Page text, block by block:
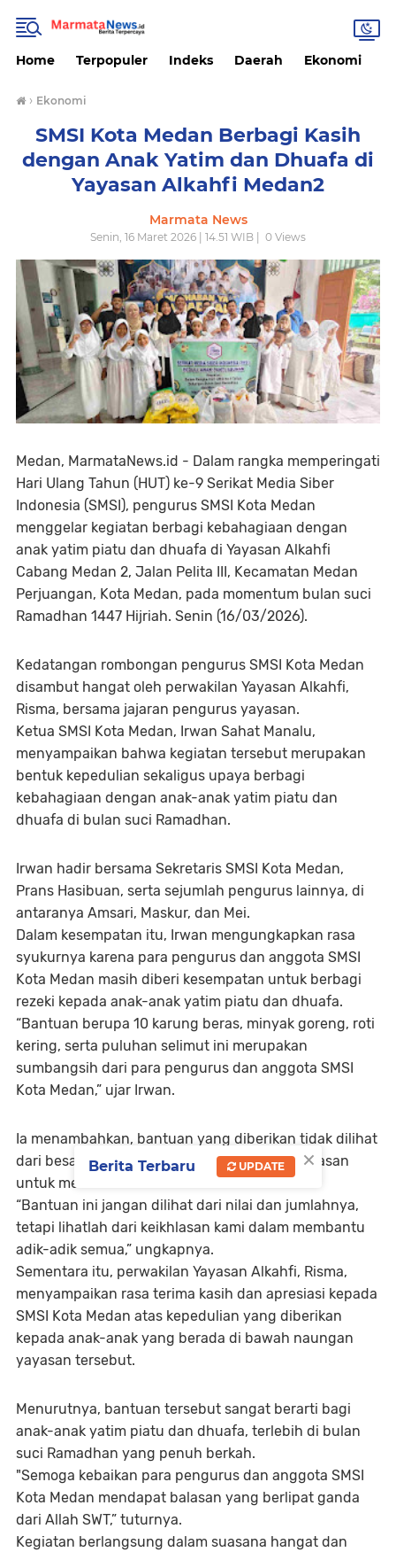
Home Terpopuler Indeks Daerah Ekonomi
› Ekonomi
SMSI Kota Medan Berbagi Kasih
dengan Anak Yatim dan Dhuafa di
Yayasan Alkahfi Medan2
Marmata News
Senin, 16 Maret 2026 | 14.51 WIB | 0 Views
Medan, MarmataNews.id - Dalam rangka memperingati
Hari Ulang Tahun (HUT) ke-9 Serikat Media Siber
Indonesia (SMSI), pengurus SMSI Kota Medan
menggelar kegiatan berbagi kebahagiaan dengan
anak yatim piatu dan dhuafa di Yayasan Alkahfi
Cabang Medan 2, Jalan Pelita III, Kecamatan Medan
Perjuangan, Kota Medan, pada momentum bulan suci
Ramadhan 1447 Hijriah. Senin (16/03/2026).
Kedatangan rombongan pengurus SMSI Kota Medan
disambut hangat oleh perwakilan Yayasan Alkahfi,
Risma, bersama jajaran pengurus yayasan.
Ketua SMSI Kota Medan, Irwan Sahat Manalu,
menyampaikan bahwa kegiatan tersebut merupakan
bentuk kepedulian sekaligus upaya berbagi
kebahagiaan dengan anak-anak yatim piatu dan
dhuafa di bulan suci Ramadhan.
Irwan hadir bersama Sekretaris SMSI Kota Medan,
Prans Hasibuan, serta sejumlah pengurus lainnya, di
antaranya Amsari, Maskur, dan Mei.
Dalam kesempatan itu, Irwan mengungkapkan rasa
syukurnya karena para pengurus dan anggota SMSI
Kota Medan masih diberi kesempatan untuk berbagi
rezeki kepada anak-anak yatim piatu dan dhuafa.
“Bantuan berupa 10 karung beras, minyak goreng, roti
kering, serta puluhan selimut ini merupakan
sumbangsih dari para pengurus dan anggota SMSI
Kota Medan,” ujar Irwan.
Ia menambahkan, bantuan yang diberikan tidak dilihat
dari besar kecilnya nilai, melainkan dari keikhlasan
untuk membantu sesama.
“Bantuan ini jangan dilihat dari nilai dan jumlahnya,
tetapi lihatlah dari keikhlasan kami dalam membantu
adik-adik semua,” ungkapnya.
Sementara itu, perwakilan Yayasan Alkahfi, Risma,
menyampaikan rasa terima kasih dan apresiasi kepada
SMSI Kota Medan atas kepedulian yang diberikan
kepada anak-anak yang berada di bawah naungan
yayasan tersebut.
Menurutnya, bantuan tersebut sangat berarti bagi
anak-anak yatim piatu dan dhuafa, terlebih di bulan
suci Ramadhan yang penuh berkah.
"Semoga kebaikan para pengurus dan anggota SMSI
Kota Medan mendapat balasan yang berlipat ganda
dari Allah SWT,” tuturnya.
Kegiatan berlangsung dalam suasana hangat dan
×
Berita Terbaru UPDATE